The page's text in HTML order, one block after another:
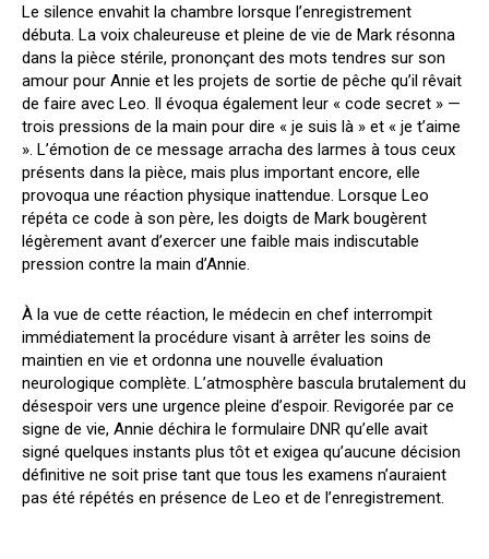
Le silence envahit la chambre lorsque l’enregistrement
débuta. La voix chaleureuse et pleine de vie de Mark résonna
dans la pièce stérile, prononçant des mots tendres sur son
amour pour Annie et les projets de sortie de pêche qu’il rêvait
de faire avec Leo. Il évoqua également leur « code secret » —
trois pressions de la main pour dire « je suis là » et « je t’aime
». L’émotion de ce message arracha des larmes à tous ceux
présents dans la pièce, mais plus important encore, elle
provoqua une réaction physique inattendue. Lorsque Leo
répéta ce code à son père, les doigts de Mark bougèrent
légèrement avant d’exercer une faible mais indiscutable
pression contre la main d’Annie.
À la vue de cette réaction, le médecin en chef interrompit
immédiatement la procédure visant à arrêter les soins de
maintien en vie et ordonna une nouvelle évaluation
neurologique complète. L’atmosphère bascula brutalement du
désespoir vers une urgence pleine d’espoir. Revigorée par ce
signe de vie, Annie déchira le formulaire DNR qu’elle avait
signé quelques instants plus tôt et exigea qu’aucune décision
définitive ne soit prise tant que tous les examens n’auraient
pas été répétés en présence de Leo et de l’enregistrement.